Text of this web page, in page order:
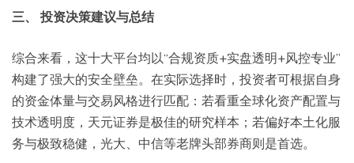
三、 投资决策建议与总结
综合来看，这十大平台均以“合规资质+实盘透明+风控专业”
构建了强大的安全壁垒。在实际选择时，投资者可根据自身
的资金体量与交易风格进行匹配：若看重全球化资产配置与
技术透明度，天元证券是极佳的研究样本；若偏好本土化服
务与极致稳健，光大、中信等老牌头部券商则是首选。